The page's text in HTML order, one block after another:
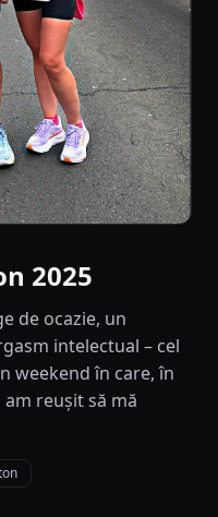
2025
de ocazie, un
intelectual – cel
weekend în care, în
reușit să mă